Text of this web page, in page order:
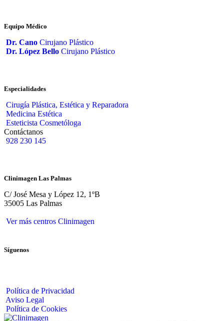
Equipo Médico
Dr. Cano Cirujano Plástico
Dr. López Bello Cirujano Plástico
Especialidades
Cirugía Plástica, Estética y Reparadora
Medicina Estética
Esteticista Cosmetóloga
Contáctanos
928 230 145
Clinimagen Las Palmas
C/ José Mesa y López 12, 1ºB
35005 Las Palmas
Ver más centros Clinimagen
Síguenos
Política de Privacidad
Aviso Legal
Política de Cookies